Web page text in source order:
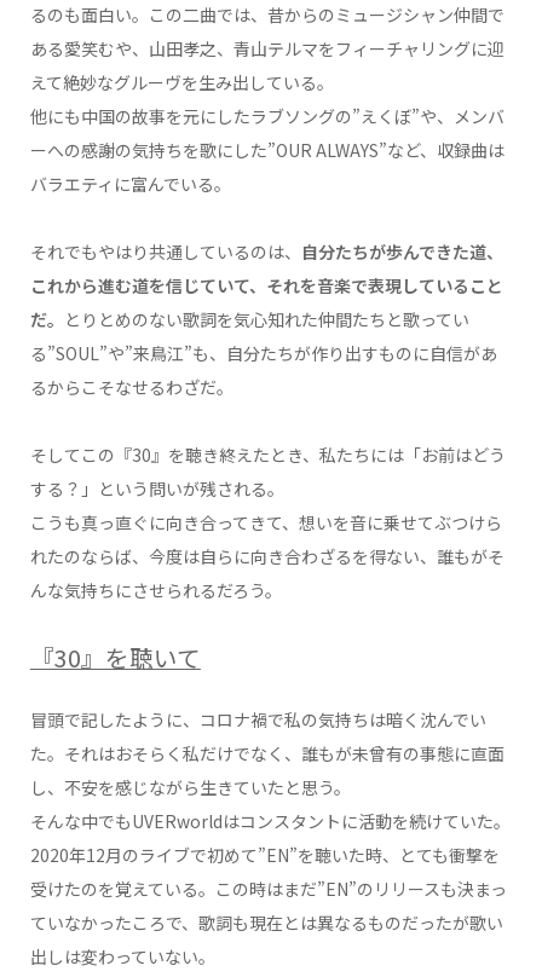
るのも面白い。この二曲では、昔からのミュージシャン仲間で
ある愛笑むや、山田孝之、青山テルマをフィーチャリングに迎
えて絶妙なグルーヴを生み出している。
他にも中国の故事を元にしたラブソングの”えくぼ”や、メンバ
ーへの感謝の気持ちを歌にした”OUR ALWAYS”など、収録曲は
バラエティに富んでいる。
それでもやはり共通しているのは、 自分たちが歩んできた道、
これから進む道を信じていて、それを音楽で表現していること
だ。 とりとめのない歌詞を気心知れた仲間たちと歌ってい
る”SOUL”や”来鳥江”も、自分たちが作り出すものに自信があ
るからこそなせるわざだ。
そしてこの『30』を聴き終えたとき、私たちには「お前はどう
する？」という問いが残される。
こうも真っ直ぐに向き合ってきて、想いを音に乗せてぶつけら
れたのならば、今度は自らに向き合わざるを得ない、誰もがそ
んな気持ちにさせられるだろう。
『30』を聴いて
冒頭で記したように、コロナ禍で私の気持ちは暗く沈んでい
た。それはおそらく私だけでなく、誰もが未曾有の事態に直面
し、不安を感じながら生きていたと思う。
そんな中でもUVERworldはコンスタントに活動を続けていた。
2020年12月のライブで初めて”EN”を聴いた時、とても衝撃を
受けたのを覚えている。この時はまだ”EN”のリリースも決まっ
ていなかったころで、歌詞も現在とは異なるものだったが歌い
出しは変わっていない。